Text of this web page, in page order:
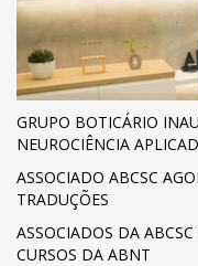
GRUPO BOTICÁRIO
NEUROCIÊNCIA
ASSOCIADO ABCSC
TRADUÇÕES
ASSOCIADOS DA
CURSOS DA ABNT